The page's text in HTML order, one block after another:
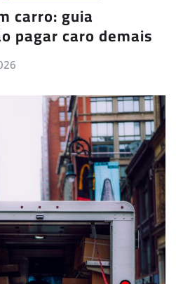
carro: guia
pagar caro demais